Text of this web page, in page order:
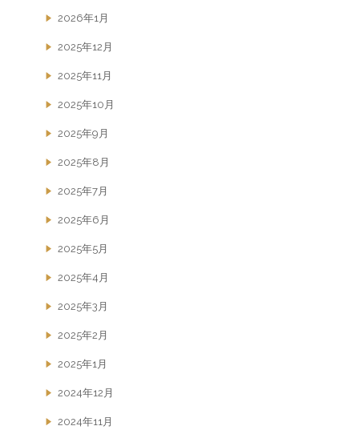
2026年1月
2025年12月
2025年11月
2025年10月
2025年9月
2025年8月
2025年7月
2025年6月
2025年5月
2025年4月
2025年3月
2025年2月
2025年1月
2024年12月
2024年11月